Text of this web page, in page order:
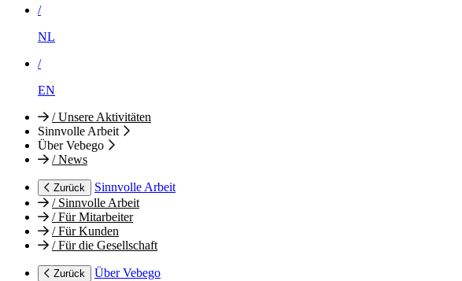
/
NL
/
EN
/Unsere Aktivitäten
Sinnvolle Arbeit
Über Vebego
/News
Zurück
Sinnvolle Arbeit
/Sinnvolle Arbeit
/Für Mitarbeiter
/Für Kunden
/Für die Gesellschaft
Zurück
Über Vebego